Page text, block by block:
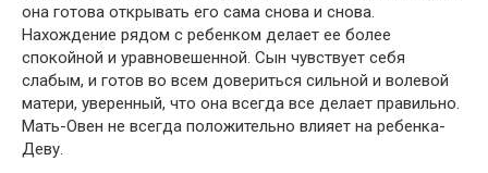
она готова открывать его сама снова и снова.
Нахождение рядом с ребенком делает ее более
спокойной и уравновешенной. Сын чувствует себя
слабым, и готов во всем довериться сильной и волевой
матери, уверенный, что она всегда все делает правильно.
Мать-Овен не всегда положительно влияет на ребенка-
Деву.